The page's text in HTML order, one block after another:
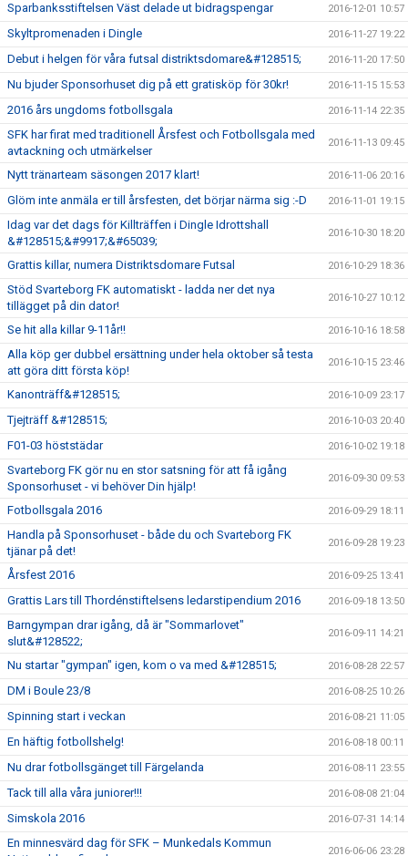
Sparbanksstiftelsen Väst delade ut bidragspengar 2016-12-01 10:57
Skyltpromenaden i Dingle 2016-11-27 19:22
Debut i helgen för våra futsal distriktsdomare&#128515; 2016-11-20 17:50
Nu bjuder Sponsorhuset dig på ett gratisköp för 30kr! 2016-11-15 15:53
2016 års ungdoms fotbollsgala 2016-11-14 22:35
SFK har firat med traditionell Årsfest och Fotbollsgala med
avtackning och utmärkelser
2016-11-13 09:45
Nytt tränarteam säsongen 2017 klart! 2016-11-06 20:16
Glöm inte anmäla er till årsfesten, det börjar närma sig :-D 2016-11-01 19:15
Idag var det dags för Killträffen i Dingle Idrottshall
&#128515;&#9917;&#65039;
2016-10-30 18:20
Grattis killar, numera Distriktsdomare Futsal 2016-10-29 18:36
Stöd Svarteborg FK automatiskt - ladda ner det nya
tillägget på din dator!
2016-10-27 10:12
Se hit alla killar 9-11år!! 2016-10-16 18:58
Alla köp ger dubbel ersättning under hela oktober så testa
att göra ditt första köp!
2016-10-15 23:46
Kanonträff&#128515; 2016-10-09 23:17
Tjejträff &#128515; 2016-10-03 20:40
F01-03 höststädar 2016-10-02 19:18
Svarteborg FK gör nu en stor satsning för att få igång
Sponsorhuset - vi behöver Din hjälp!
2016-09-30 09:53
Fotbollsgala 2016 2016-09-29 18:11
Handla på Sponsorhuset - både du och Svarteborg FK
tjänar på det!
2016-09-28 19:23
Årsfest 2016 2016-09-25 13:41
Grattis Lars till Thordénstiftelsens ledarstipendium 2016 2016-09-18 13:50
Barngympan drar igång, då är "Sommarlovet"
slut&#128522;
2016-09-11 14:21
Nu startar "gympan" igen, kom o va med &#128515; 2016-08-28 22:57
DM i Boule 23/8 2016-08-25 10:26
Spinning start i veckan 2016-08-21 11:05
En häftig fotbollshelg! 2016-08-18 00:11
Nu drar fotbollsgänget till Färgelanda 2016-08-11 23:55
Tack till alla våra juniorer!!! 2016-08-08 21:04
Simskola 2016 2016-07-31 14:14
En minnesvärd dag för SFK – Munkedals Kommun
2016-06-06 23:28